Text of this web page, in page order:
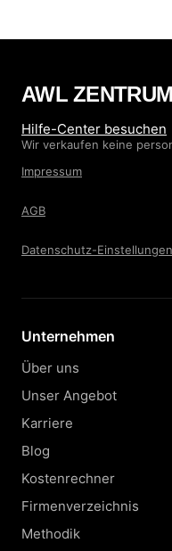
AWL ZENTRUM
Hilfe-Center besuchen
Wir verkaufen keine
Impressum
AGB
Datenschutz-Einstellungen
Unternehmen
Über uns
Unser Angebot
Karriere
Blog
Kostenrechner
Firmenverzeichnis
Methodik